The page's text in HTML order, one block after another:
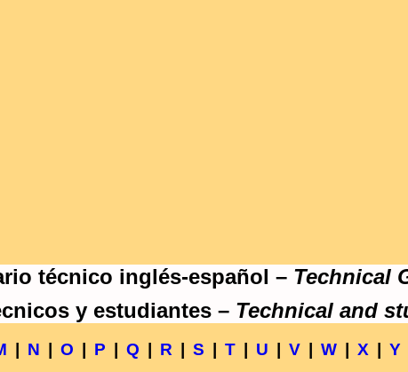
técnico inglés-español – Technical
y estudiantes – Technical and
N O P Q R S T U V W X Y